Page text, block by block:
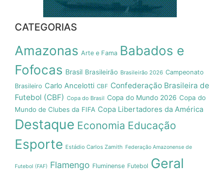
CATEGORIAS
Amazonas Arte e Fama Babados e
Fofocas Brasil Brasileirão Brasileirão 2026 Campeonato
Brasileiro Carlo Ancelotti CBF Confederação Brasileira de
Futebol (CBF) Copa do Brasil Copa do Mundo 2026 Copa do
Mundo de Clubes da FIFA Copa Libertadores da América
Destaque Economia Educação
Esporte Estádio Carlos Zamith Federação Amazonense de
Futebol (FAF) Flamengo Fluminense Futebol Geral